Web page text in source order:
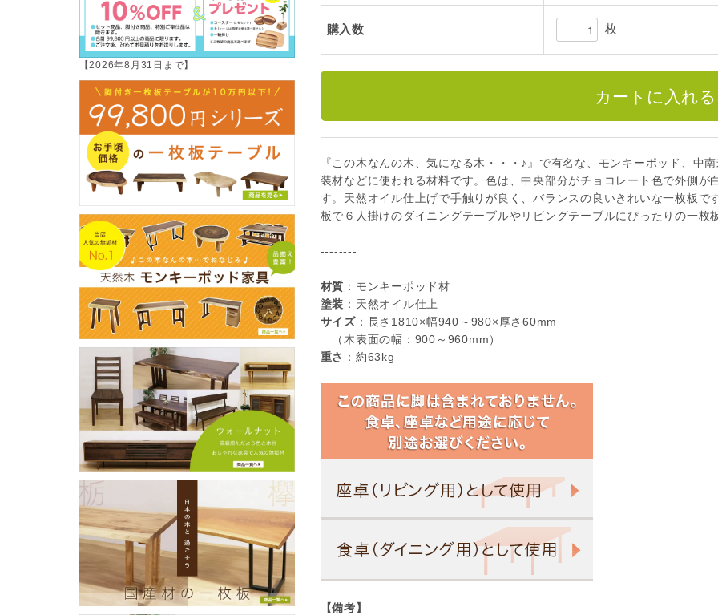
購入数 枚
『この木なんの木、気になる木・・・♪』で有名な、モンキーポッド、中
装材などに使われる材料です。色は、中央部分がチョコレート色で外側
す。天然オイル仕上げで手触りが良く、バランスの良いきれいな一枚板
板で６人掛けのダイニングテーブルやリビングテーブルにぴったりの一枚
--------
材質 ：モンキーポッド材
塗装 ：天然オイル仕上
サイズ：長さ1810×幅940～980×厚さ60mm
（木表面の幅：900～960mm）
重さ ：約63kg
【備考】
【2026年8月31日まで】